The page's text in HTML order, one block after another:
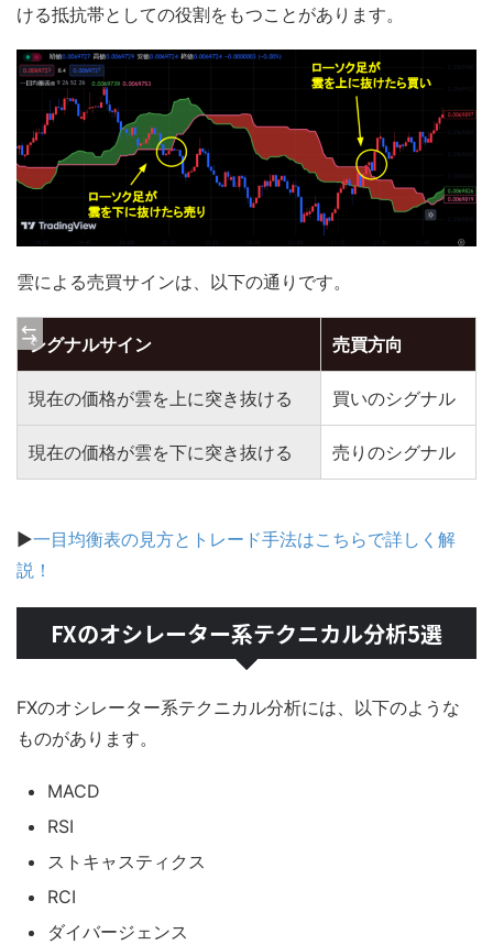
ける抵抗帯としての役割をもつことがあります。
雲による売買サインは、以下の通りです。
シグナルサイン 売買方向
現在の価格が雲を上に突き抜ける 買いのシグナル
現在の価格が雲を下に突き抜ける 売りのシグナル
▶一目均衡表の見方とトレード手法はこちらで詳しく解
説！
FXのオシレーター系テクニカル分析5選
FXのオシレーター系テクニカル分析には、以下のような
ものがあります。
MACD
RSI
ストキャスティクス
RCI
ダイバージェンス